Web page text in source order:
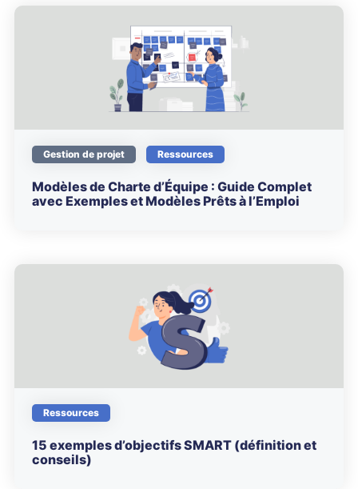
Gestion de projet Ressources
Modèles de Charte d’Équipe : Guide Complet
avec Exemples et Modèles Prêts à l’Emploi
Ressources
15 exemples d’objectifs SMART (définition et
conseils)